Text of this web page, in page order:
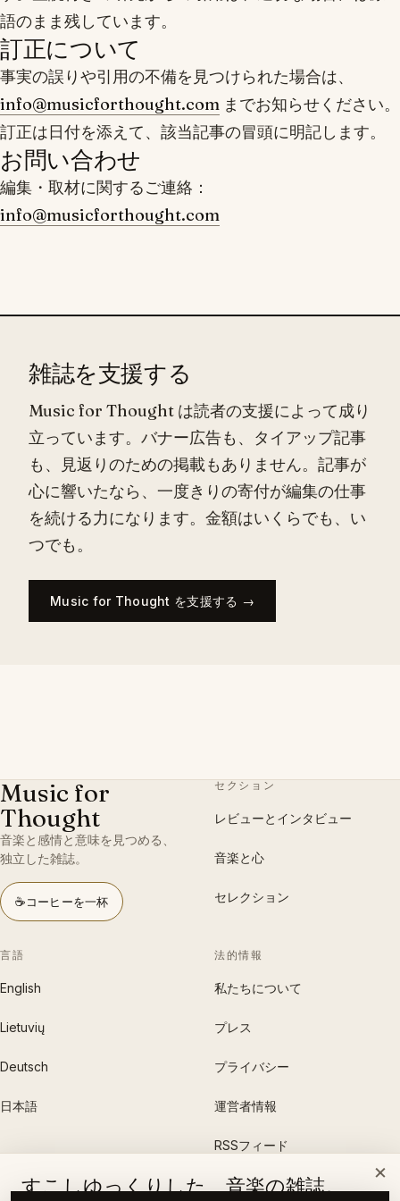
語のまま残しています。
訂正について
事実の誤りや引用の不備を見つけられた場合は、
info@musicforthought.com までお知らせください。
訂正は日付を添えて、該当記事の冒頭に明記します。
お問い合わせ
編集・取材に関するご連絡：
info@musicforthought.com
雑誌を支援する
Music for Thought は読者の支援によって成り
立っています。バナー広告も、タイアップ記事
も、見返りのための掲載もありません。記事が
心に響いたなら、一度きりの寄付が編集の仕事
を続ける力になります。金額はいくらでも、い
つでも。
Music for Thought を支援する →
Music for
Thought
音楽と感情と意味を見つめる、
独立した雑誌。
☕コーヒーを一杯
セクション
レビューとインタビュー
音楽と心
セレクション
言語
English
Lietuvių
Deutsch
日本語
法的情報
私たちについて
プレス
プライバシー
運営者情報
RSSフィード
雑誌を支援する →
×
すこしゆっくりした、音楽の雑誌。